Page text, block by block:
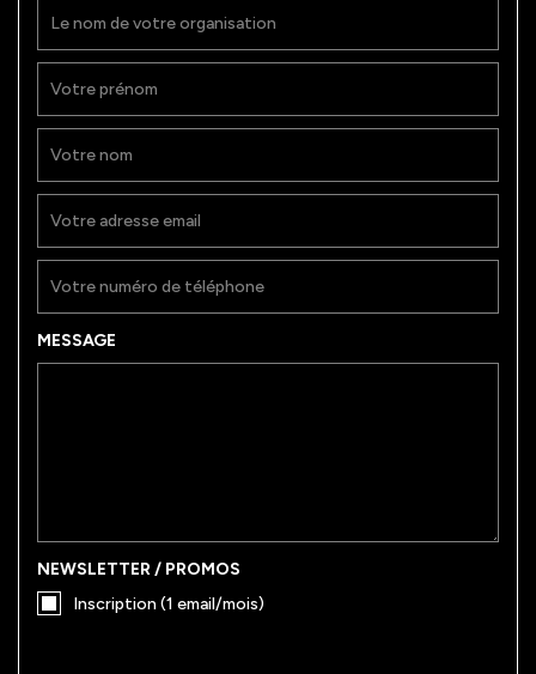
MESSAGE
NEWSLETTER / PROMOS
Inscription (1 email/mois)